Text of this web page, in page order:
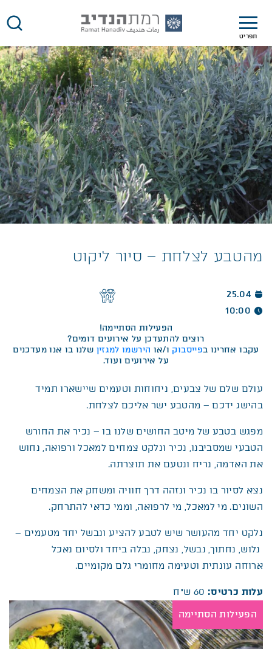
תפריט
מהטבע לצלחת – סיור ליקוט
25.04
10:00
הפעילות הסתיימה!
רוצים להתעדכן על אירועים דומים?
עקבו אחרינו בפייסבוקו/אוהירשמו למגזיןשלנו בו אנו מעדכנים
על אירועים ועוד.
עולם שלם של צבעים, ניחוחות וטעמים שיישארו תמיד
בהישג ידכם – מהטבע ישר אליכם לצלחת.
מפגש בטבע של מיטב החושים שלנו בו – נכיר את החורש
הטבעי שמסביבנו, נכיר ונלקט צמחים למאכל ורפואה, נחוש
את האדמה, נריח ונטעם את תוצרתה.
נצא לסיור בו נכיר ונזהה דרך חוויה ומשחק את הצמחים
השונים. מי למאכל, מי לרפואה, וממי כדאי להתרחק.
נלקט יחד מהעושר שיש לטבע להציע ונבשל יחד מטעמים –
נלוש, נחתוך, נבשל, נצחק, נבלה ביחד ולסיום נאכל
ארוחה עונתית וטעימה מחומרי גלם מקומיים.
עלות כרטיס:60 ש”ח
הפעילות הסתיימה